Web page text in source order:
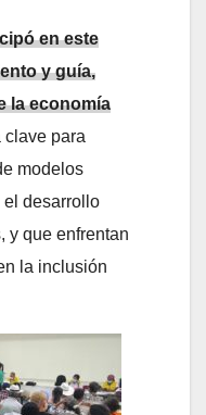
en este
y guía,
la economía
clave para
modelos
el desarrollo
y que enfrentan
la inclusión